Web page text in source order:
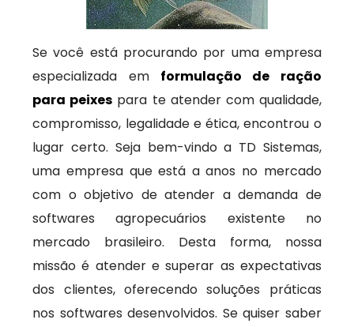
Se você está procurando por uma empresa
especializada em formulação de ração
para peixes para te atender com qualidade,
compromisso, legalidade e ética, encontrou o
lugar certo. Seja bem-vindo a TD Sistemas,
uma empresa que está a anos no mercado
com o objetivo de atender a demanda de
softwares agropecuários existente no
mercado brasileiro. Desta forma, nossa
missão é atender e superar as expectativas
dos clientes, oferecendo soluções práticas
nos softwares desenvolvidos. Se quiser saber